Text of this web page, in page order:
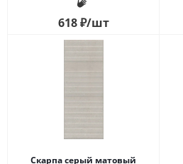
618₽/шт
Скарпа серый матовый